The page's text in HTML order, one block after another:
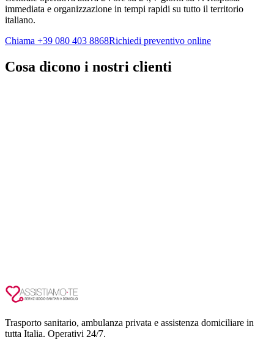
immediata e organizzazione in tempi rapidi su tutto il territorio
italiano.
Chiama +39 080 403 8868Richiedi preventivo online
Cosa dicono i nostri clienti
Trasporto sanitario, ambulanza privata e assistenza domiciliare in
tutta Italia. Operativi 24/7.